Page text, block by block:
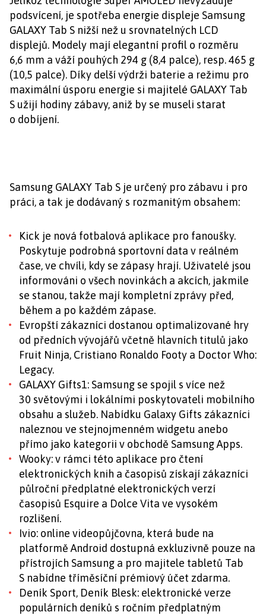
podsvícení, je spotřeba energie displeje Samsung
GALAXY Tab S nižší než u srovnatelných LCD
displejů. Modely mají elegantní profil o rozměru
6,6 mm a váží pouhých 294 g (8,4 palce), resp. 465 g
(10,5 palce). Díky delší výdrži baterie a režimu pro
maximální úsporu energie si majitelé GALAXY Tab
S užijí hodiny zábavy, aniž by se museli starat
o dobíjení.
Samsung GALAXY Tab S je určený pro zábavu i pro
práci, a tak je dodávaný s rozmanitým obsahem:
Kick je nová fotbalová aplikace pro fanoušky.
Poskytuje podrobná sportovní data v reálném
čase, ve chvíli, kdy se zápasy hrají. Uživatelé jsou
informováni o všech novinkách a akcích, jakmile
se stanou, takže mají kompletní zprávy před,
během a po každém zápase.
Evropští zákazníci dostanou optimalizované hry
od předních vývojářů včetně hlavních titulů jako
Fruit Ninja, Cristiano Ronaldo Footy a Doctor Who:
Legacy.
GALAXY Gifts1: Samsung se spojil s více než
30 světovými i lokálními poskytovateli mobilního
obsahu a služeb. Nabídku Galaxy Gifts zákazníci
naleznou ve stejnojmenném widgetu anebo
přímo jako kategorii v obchodě Samsung Apps.
Wooky: v rámci této aplikace pro čtení
elektronických knih a časopisů získají zákazníci
půlroční předplatné elektronických verzí
časopisů Esquire a Dolce Vita ve vysokém
rozlišení.
Ivio: online videopůjčovna, která bude na
platformě Android dostupná exkluzivně pouze na
přístrojích Samsung a pro majitele tabletů Tab
S nabídne tříměsíční prémiový účet zdarma.
Deník Sport, Deník Blesk: elektronické verze
populárních deníků s ročním předplatným